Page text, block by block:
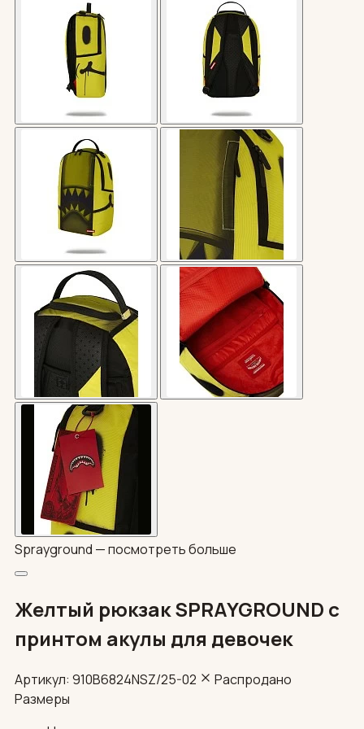
Sprayground —посмотреть больше
Желтый рюкзак SPRAYGROUND с
принтом акулы для девочек
Артикул: 910B6824NSZ/25-02
Распродано
Размеры